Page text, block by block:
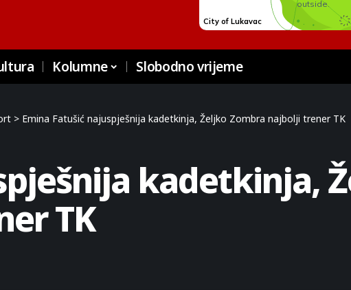
Kolumne Slobodno vrijeme
> Emina Fatušić najuspješnija kadetkinja, Željko Zombra najbolji trener TK
kadetkinja,
TK